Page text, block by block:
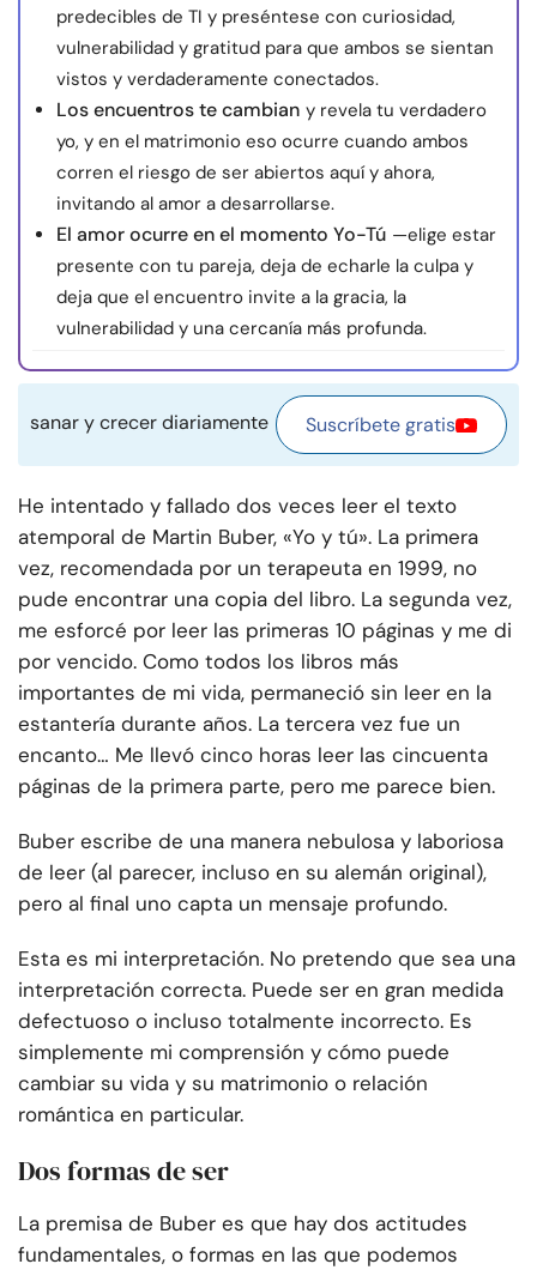
Comunidad
Encuentra un terapeuta
Idioma
Sobre nosotros Contáctanos Escríbenos
Publicidad con
nosotros
© Copyright 2026. Todos los derechos reservados.
predecibles de TI y preséntese con curiosidad,
vulnerabilidad y gratitud para que ambos se sientan
vistos y verdaderamente conectados.
Los encuentros te cambian y revela tu verdadero
yo, y en el matrimonio eso ocurre cuando ambos
corren el riesgo de ser abiertos aquí y ahora,
invitando al amor a desarrollarse.
El amor ocurre en el momento Yo-Tú —elige estar
presente con tu pareja, deja de echarle la culpa y
deja que el encuentro invite a la gracia, la
vulnerabilidad y una cercanía más profunda.
sanar y crecer diariamente Suscríbete gratis
He intentado y fallado dos veces leer el texto
atemporal de Martin Buber, «Yo y tú». La primera
vez, recomendada por un terapeuta en 1999, no
pude encontrar una copia del libro. La segunda vez,
me esforcé por leer las primeras 10 páginas y me di
por vencido. Como todos los libros más
importantes de mi vida, permaneció sin leer en la
estantería durante años. La tercera vez fue un
encanto… Me llevó cinco horas leer las cincuenta
páginas de la primera parte, pero me parece bien.
Buber escribe de una manera nebulosa y laboriosa
de leer (al parecer, incluso en su alemán original),
pero al final uno capta un mensaje profundo.
Esta es mi interpretación. No pretendo que sea una
interpretación correcta. Puede ser en gran medida
defectuoso o incluso totalmente incorrecto. Es
simplemente mi comprensión y cómo puede
cambiar su vida y su matrimonio o relación
romántica en particular.
Dos formas de ser
La premisa de Buber es que hay dos actitudes
fundamentales, o formas en las que podemos